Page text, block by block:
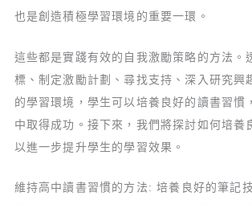
也是創造積極學習環境的重要一環。
這些都是實踐有效的自我激勵策略的方法。
標、制定激勵計劃、尋找支持、深入研究興
的學習環境，學生可以培養良好的讀書習慣
中取得成功。接下來，我們將探討如何培養
以進一步提升學生的學習效果。
維持高中讀書習慣的方法: 培養良好的筆記